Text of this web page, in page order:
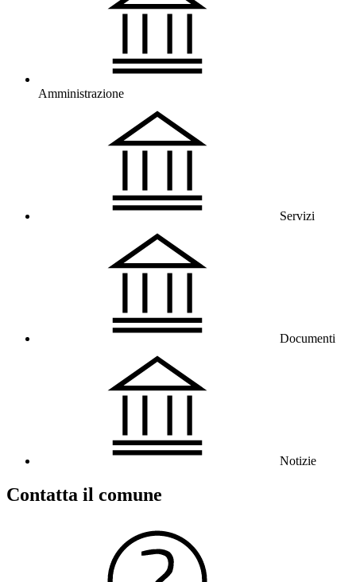
Amministrazione
Servizi
Documenti
Notizie
Contatta il comune